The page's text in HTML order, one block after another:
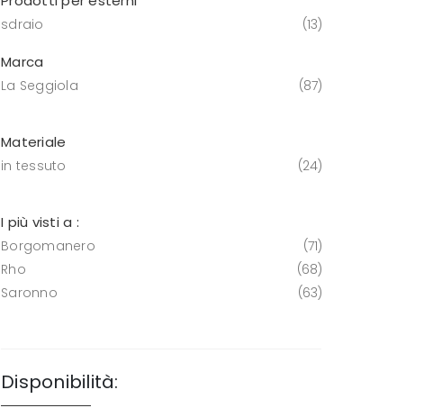
sdraio 13
Marca
La Seggiola 87
Materiale
in tessuto 24
I più visti a :
Borgomanero
71
Rho
68
Saronno
63
Disponibilità: